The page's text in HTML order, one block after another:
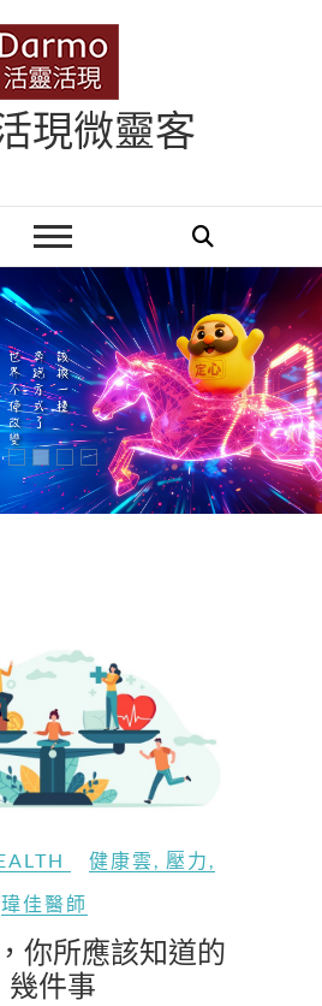
現微靈客
健康雲, 壓力 ,
瑋佳醫師
你所應該知道的
幾件事